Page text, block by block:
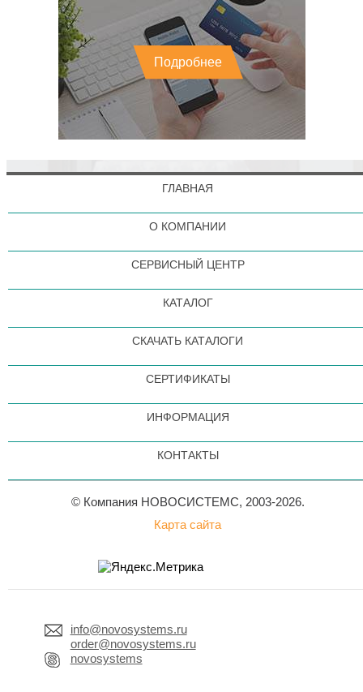
Подробнее
ГЛАВНАЯ
О КОМПАНИИ
СЕРВИСНЫЙ ЦЕНТР
КАТАЛОГ
СКАЧАТЬ КАТАЛОГИ
СЕРТИФИКАТЫ
ИНФОРМАЦИЯ
КОНТАКТЫ
© Компания НОВОСИСТЕМС, 2003-2026.
Карта сайта
info@novosystems.ru
order@novosystems.ru
novosystems